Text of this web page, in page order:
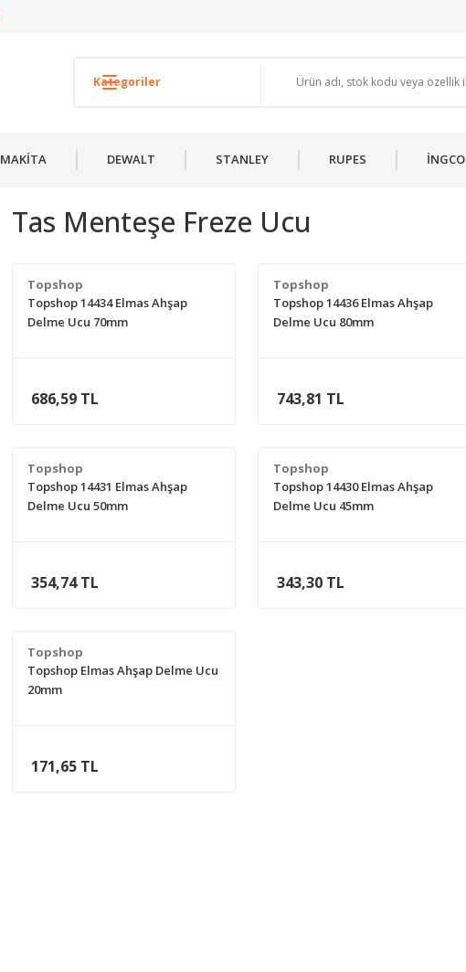
MAKİTA DEWALT STANLEY RUPES İNGCO
Tas Menteşe Freze Ucu
Topshop
Topshop 14434 Elmas Ahşap
Delme Ucu 70mm
686,59 TL
Topshop
Topshop 14436 Elmas Ahşap
Delme Ucu 80mm
743,81 TL
Topshop
Topshop 14431 Elmas Ahşap
Delme Ucu 50mm
354,74 TL
Topshop
Topshop 14430 Elmas Ahşap
Delme Ucu 45mm
343,30 TL
Topshop
Topshop Elmas Ahşap Delme Ucu
20mm
171,65 TL